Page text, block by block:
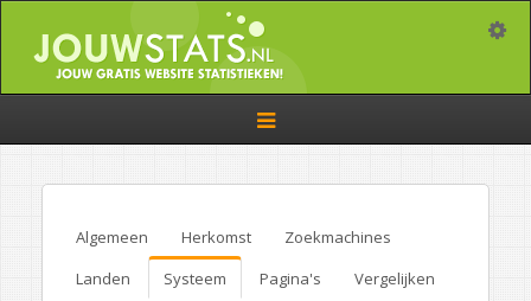
Toggle
navigation
Algemeen Herkomst
Zoekmachines
Landen
Systeem Pagina's
Vergelijken